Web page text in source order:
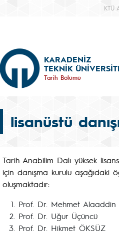
KTÜ
KARADENİZ
TEKNİK
Tarih Bölümü
lisanüstü
Tarih Anabilim Dalı yüksek
için danışma kurulu aşağıdaki
oluşmaktadır:
Prof. Dr. Mehmet Alaaddin
Prof. Dr. Uğur Üçüncü
Prof. Dr. Hikmet ÖKSÜZ